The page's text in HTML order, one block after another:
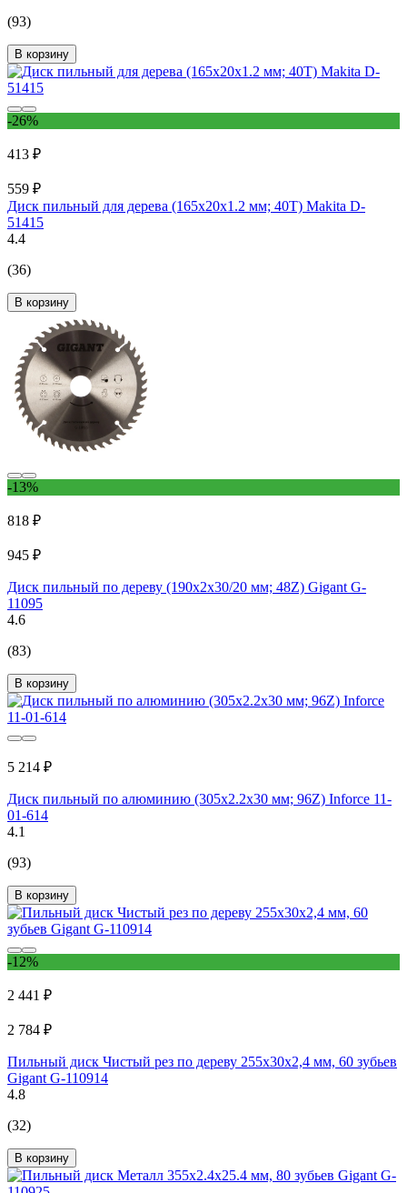
(93)
В корзину
-26%
413 ₽
559 ₽
Диск пильный для дерева (165x20x1.2 мм; 40T) Makita D-
51415
4.4
(36)
В корзину
-13%
818 ₽
945 ₽
Диск пильный по дереву (190х2х30/20 мм; 48Z) Gigant G-
11095
4.6
(83)
В корзину
5 214 ₽
Диск пильный по алюминию (305х2.2х30 мм; 96Z) Inforce 11-
01-614
4.1
(93)
В корзину
-12%
2 441 ₽
2 784 ₽
Пильный диск Чистый рез по дереву 255x30х2,4 мм, 60 зубьев
Gigant G-110914
4.8
(32)
В корзину